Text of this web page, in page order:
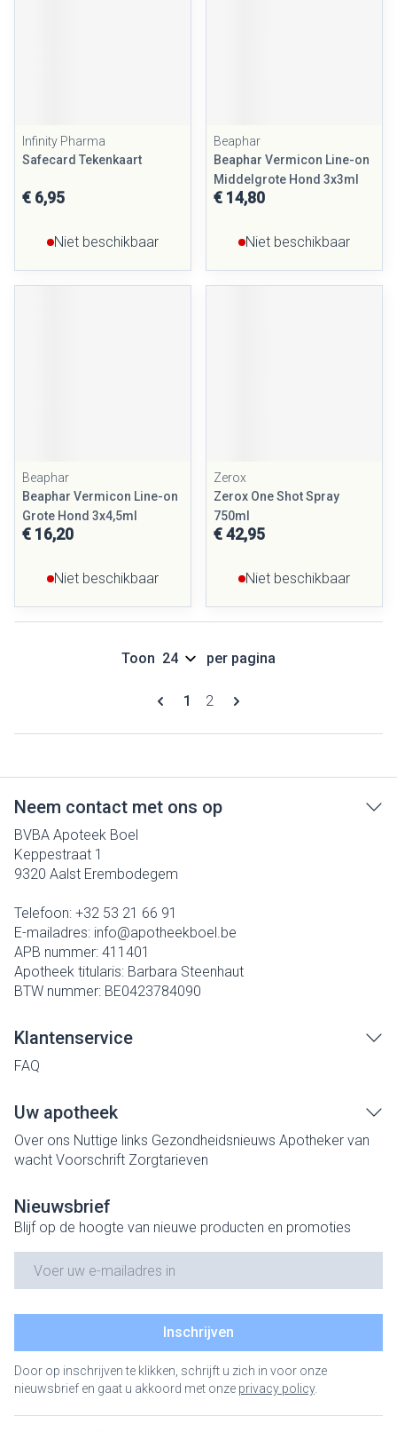
Infinity Pharma
Safecard Tekenkaart
€ 6,95
Niet beschikbaar
Beaphar
Beaphar Vermicon Line-on
Middelgrote Hond 3x3ml
€ 14,80
Niet beschikbaar
Beaphar
Beaphar Vermicon Line-on
Grote Hond 3x4,5ml
€ 16,20
Niet beschikbaar
Zerox
Zerox One Shot Spray
750ml
€ 42,95
Niet beschikbaar
Pagina's
U lees momenteel pagina
1 Pagina
2
Toon per pagina
Neem contact met ons op
BVBA Apoteek Boel
Keppestraat 1
9320 Aalst Erembodegem
Telefoon: +32 53 21 66 91
E-mailadres: info@apotheekboel.be
APB nummer: 411401
Apotheek titularis: Barbara Steenhaut
BTW nummer: BE0423784090
Klantenservice
FAQ
Uw apotheek
Over ons Nuttige links Gezondheidsnieuws Apotheker van
wacht Voorschrift Zorgtarieven
Nieuwsbrief
Blijf op de hoogte van nieuwe producten en promoties
Inschrijven
Door op inschrijven te klikken, schrijft u zich in voor onze
nieuwsbrief en gaat u akkoord met onze privacy policy.